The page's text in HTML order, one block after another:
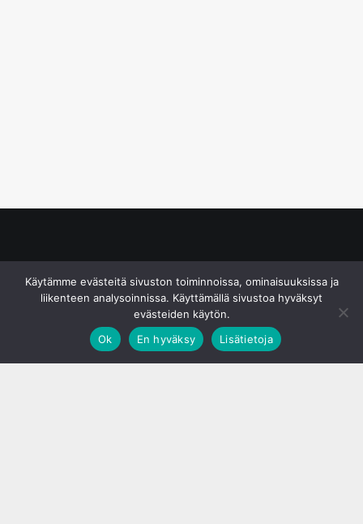
Käytämme evästeitä sivuston toiminnoissa, ominaisuuksissa ja
liikenteen analysoinnissa. Käyttämällä sivustoa hyväksyt
evästeiden käytön.
Ok
En hyväksy Lisätietoja